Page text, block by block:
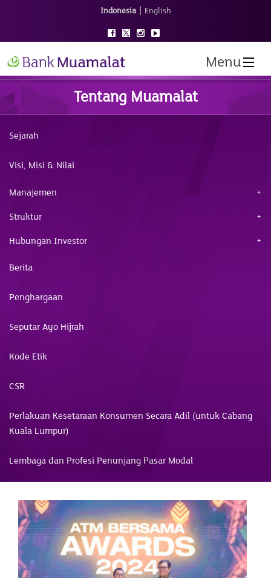
Indonesia | English
Menu
Tentang Muamalat
Sejarah
Visi, Misi & Nilai
Manajemen
Struktur
Hubungan Investor
Berita
Penghargaan
Seputar Ayo Hijrah
Kode Etik
CSR
Perlakuan Kesetaraan Konsumen Secara Adil (untuk Cabang
Kuala Lumpur)
Lembaga dan Profesi Penunjang Pasar Modal